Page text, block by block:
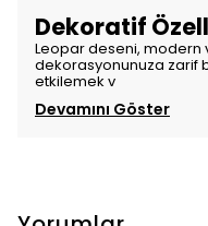
Dekoratif
Leopar deseni, modern
dekorasyonunuza zarif
etkilemek v
Devamını Göster